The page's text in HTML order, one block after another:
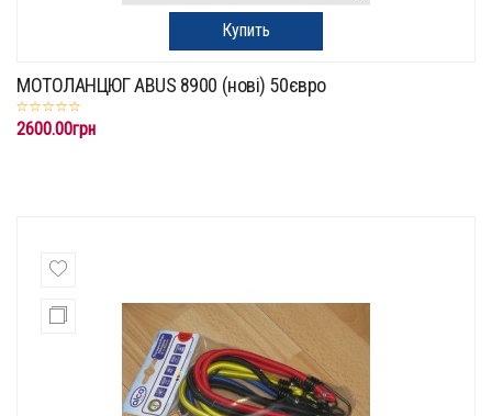
Купить
МОТОЛАНЦЮГ ABUS 8900 (нові) 50євро
2600.00грн